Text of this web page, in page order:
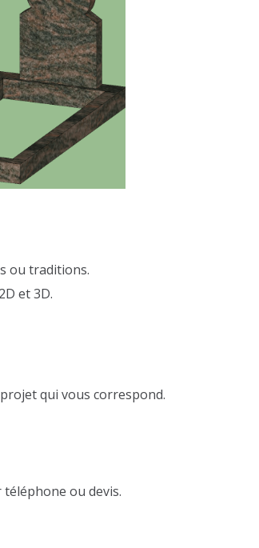
ou traditions.
et 3D.
qui vous correspond.
ou devis.